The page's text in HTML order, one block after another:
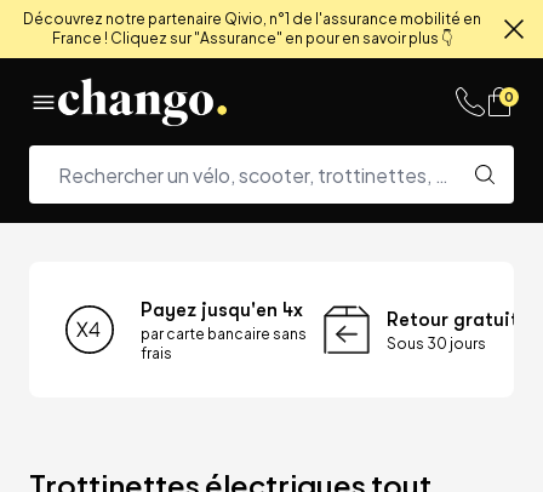
Découvrez notre partenaire Qivio, n°1 de l'assurance mobilité en
France ! Cliquez sur "Assurance" en pour en savoir plus 👇
0
Payez jusqu'en 4x
par carte bancaire sans
frais
Retour gratuit
Sous 30 jours
Trottinettes électriques tout